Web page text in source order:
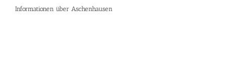
Informationen über Aschenhausen